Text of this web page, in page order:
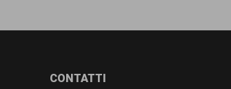
FooterCONTATTI